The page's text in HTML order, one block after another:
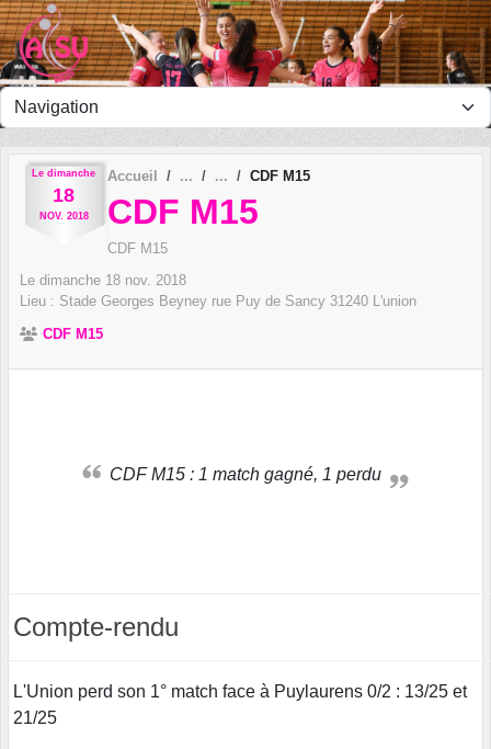
Le dimanche
18
NOV. 2018
Accueil CDF M15
CDF M15
CDF M15
Le dimanche 18 nov. 2018
Lieu : Stade Georges Beyney rue Puy de Sancy 31240 L'union
CDF M15
CDF M15 : 1 match gagné, 1 perdu
Compte-rendu
L'Union perd son 1° match face à Puylaurens 0/2 : 13/25 et
21/25
Panneau de gestion des cookies